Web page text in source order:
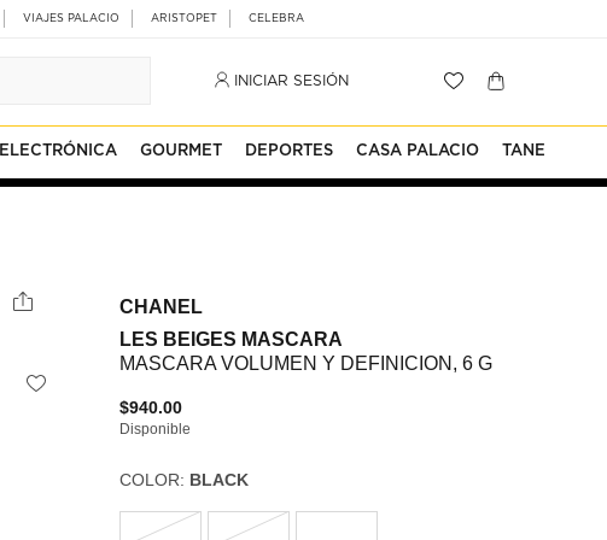
VIAJES PALACIO ARISTOPET CELEBRA
INICIAR SESIÓN
ELECTRÓNICA GOURMET DEPORTES CASA PALACIO TANE
CHANEL
LES BEIGES MASCARA
MASCARA VOLUMEN Y DEFINICION, 6 G
$940.00
Disponible
COLOR: BLACK